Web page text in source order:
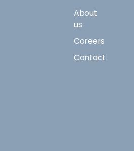
About
us
Careers
Contact